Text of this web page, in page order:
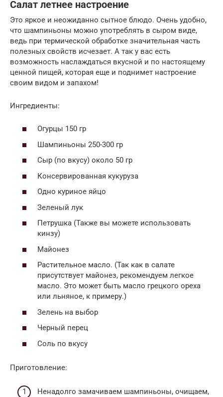
Салат летнее настроение
Это яркое и неожиданно сытное блюдо. Очень удобно,
что шампиньоны можно употреблять в сыром виде,
ведь при термической обработке значительная часть
полезных свойств исчезает. А так у вас есть
возможность наслаждаться вкусной и по настоящему
ценной пищей, которая еще и поднимет настроение
своим видом и запахом!
Ингредиенты:
Огурцы 150 гр
Шампиньоны 250-300 гр
Сыр (по вкусу) около 50 гр
Консервированная кукуруза
Одно куриное яйцо
Зеленый лук
Петрушка (Также вы можете использовать
кинзу)
Майонез
Растительное масло. (Так как в салате
присутствует майонез, рекомендуем легкое
масло. Это может быть масло грецкого ореха
или льняное, к примеру.)
Зелень на выбор
Черный перец
Соль по вкусу
Приготовление:
Ненадолго замачиваем шампиньоны, очищаем,